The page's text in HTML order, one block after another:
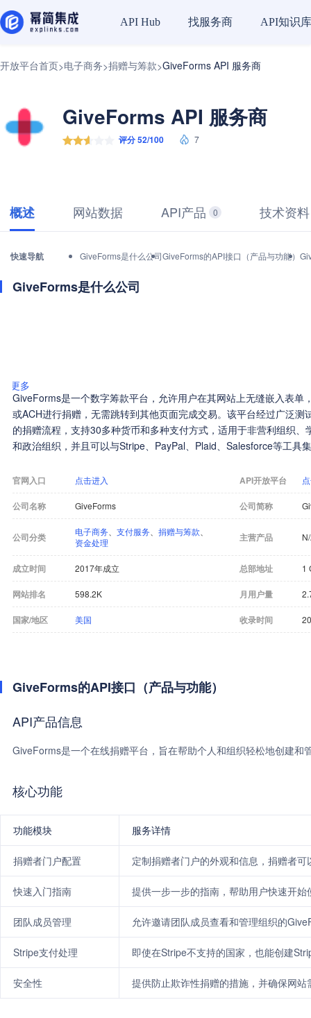
API Hub 找服务商 API知识库
开放平台首页>电子商务>捐赠与筹款>GiveForms API 服务商
GiveForms API 服务商
评分 52/100 7
概述 网站数据 API产品 0 技术资料
快速导航 GiveForms是什么公司GiveForms的API接口（产品与功能）
GiveForms是什么公司
更多
GiveForms是一个数字筹款平台，允许用户在其网站上无缝嵌入表单
或ACH进行捐赠，无需跳转到其他页面完成交易。该平台经过广泛测
的捐赠流程，支持30多种货币和多种支付方式，适用于非营利组织
和政治组织，并且可以与Stripe、PayPal、Plaid、Salesforce等工具
官网入口 点击进入 API开放平台
公司名称 GiveForms 公司简称
公司分类 电子商务 支付服务 捐赠与筹款
资金处理
主营产品
成立时间 2017年成立 总部地址 1
网站排名 598.2K 月用户量
国家/地区 美国 收录时间
GiveForms的API接口（产品与功能）
API产品信息
GiveForms是一个在线捐赠平台，旨在帮助个人和组织轻松地创建和
核心功能
功能模块 服务详情
捐赠者门户配置 定制捐赠者门户的外观和信息，捐赠者
快速入门指南 提供一步一步的指南，帮助用户快速开
团队成员管理 允许邀请团队成员查看和管理组织的
Stripe支付处理 即使在Stripe不支持的国家，也能创建
安全性 提供防止欺诈性捐赠的措施，并确保网站